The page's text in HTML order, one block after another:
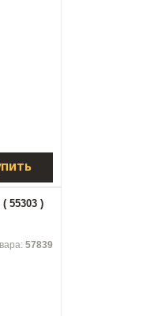
55303 )
57839